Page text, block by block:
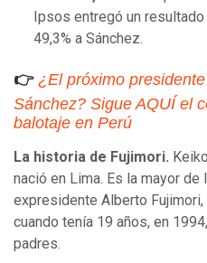
Ipsos entregó un
49,3% a Sánchez.
👉 ¿El próximo
Sánchez? Sigue AQUÍ el
balotaje en Perú
La historia de Fujimori.
nació en Lima. Es la mayor
expresidente Alberto
cuando tenía 19 años, en
padres.